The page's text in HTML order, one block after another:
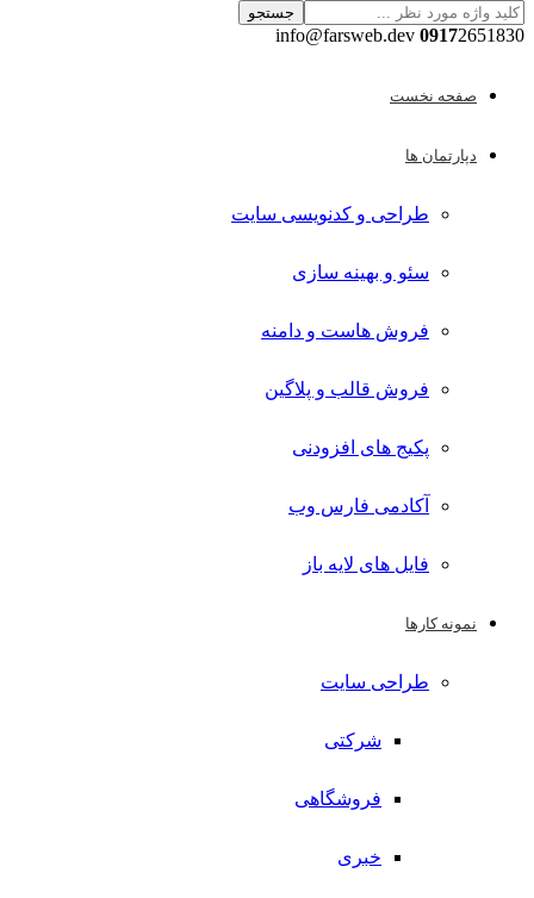
جستجو
09172651830 info@farsweb.dev
صفحه نخست
دپارتمان ها
طراحی و کدنویسی سایت
سئو و بهینه سازی
فروش هاست و دامنه
فروش قالب و پلاگین
پکیج های افزودنی
آکادمی فارس وب
فایل های لایه باز
نمونه کارها
طراحی سایت
شرکتی
فروشگاهی
خبری